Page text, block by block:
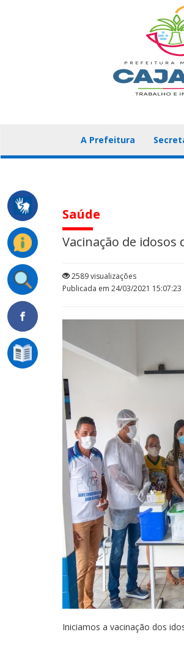
A Prefeitura
Saúde
Vacinação de idosos
2589 visualizações
Publicada em 24/03/2021 15:07:23
Iniciamos a vacinação dos